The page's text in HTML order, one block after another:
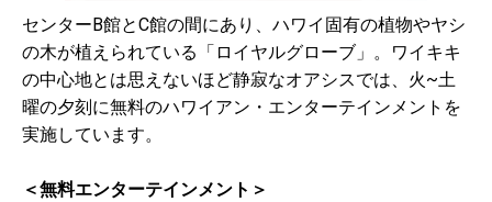
センターB館とC館の間にあり、ハワイ固有の植物やヤシ
の木が植えられている「ロイヤルグローブ」。ワイキキ
の中心地とは思えないほど静寂なオアシスでは、火~土
曜の夕刻に無料のハワイアン・エンターテインメントを
実施しています。
＜無料エンターテインメント＞